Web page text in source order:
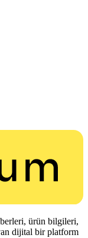
ürün bilgileri,
dijital bir platform